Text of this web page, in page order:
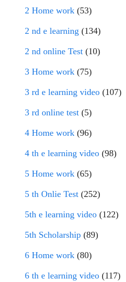
2 Home work (53)
2 nd e learning (134)
2 nd online Test (10)
3 Home work (75)
3 rd e learning video (107)
3 rd online test (5)
4 Home work (96)
4 th e learning video (98)
5 Home work (65)
5 th Onlie Test (252)
5th e learning video (122)
5th Scholarship (89)
6 Home work (80)
6 th e learning video (117)